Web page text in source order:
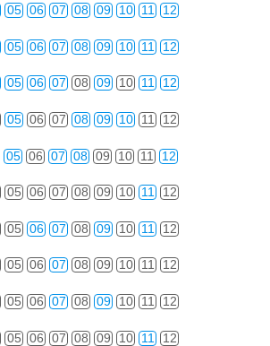
05 06 07 08 09 10 11 12
05 06 07 08 09 10 11 12
05 06 07 08 09 10 11 12
05 06 07 08 09 10 11 12
05 06 07 08 09 10 11 12
05 06 07 08 09 10 11 12
05 06 07 08 09 10 11 12
05 06 07 08 09 10 11 12
05 06 07 08 09 10 11 12
05 06 07 08 09 10 11 12